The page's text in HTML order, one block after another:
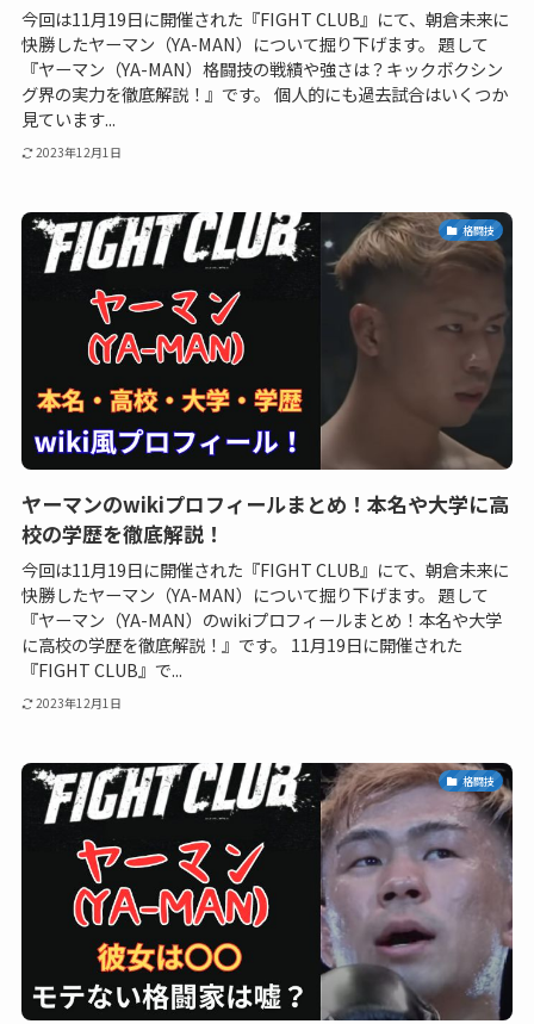
今回は11月19日に開催された『FIGHT CLUB』にて、朝倉未来に
快勝したヤーマン（YA-MAN）について掘り下げます。 題して
『ヤーマン（YA-MAN）格闘技の戦績や強さは？キックボクシン
グ界の実力を徹底解説！』です。 個人的にも過去試合はいくつか
見ています...
2023年12月1日
格闘技
ヤーマンのwikiプロフィールまとめ！本名や大学に高
校の学歴を徹底解説！
今回は11月19日に開催された『FIGHT CLUB』にて、朝倉未来に
快勝したヤーマン（YA-MAN）について掘り下げます。 題して
『ヤーマン（YA-MAN）のwikiプロフィールまとめ！本名や大学
に高校の学歴を徹底解説！』です。 11月19日に開催された
『FIGHT CLUB』で...
2023年12月1日
格闘技